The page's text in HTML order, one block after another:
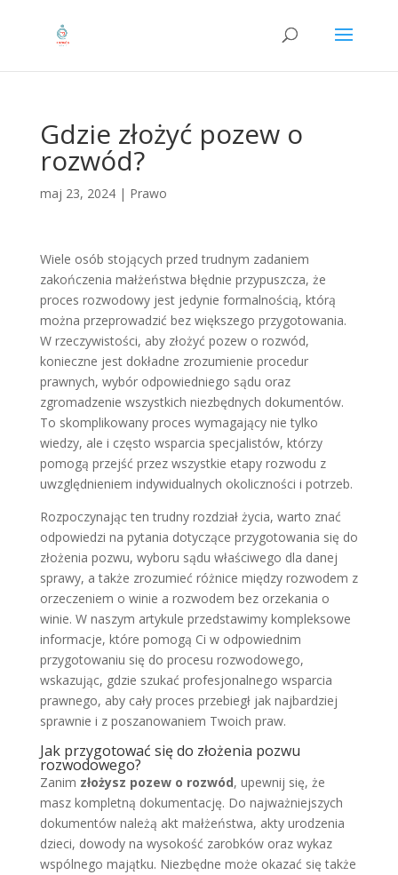
Gdzie złożyć pozew o
rozwód?
maj 23, 2024| Prawo
Wiele osób stojących przed trudnym zadaniem
zakończenia małżeństwa błędnie przypuszcza, że
proces rozwodowy jest jedynie formalnością, którą
można przeprowadzić bez większego przygotowania.
W rzeczywistości, aby złożyć pozew o rozwód,
konieczne jest dokładne zrozumienie procedur
prawnych, wybór odpowiedniego sądu oraz
zgromadzenie wszystkich niezbędnych dokumentów.
To skomplikowany proces wymagający nie tylko
wiedzy, ale i często wsparcia specjalistów, którzy
pomogą przejść przez wszystkie etapy rozwodu z
uwzględnieniem indywidualnych okoliczności i potrzeb.
Rozpoczynając ten trudny rozdział życia, warto znać
odpowiedzi na pytania dotyczące przygotowania się do
złożenia pozwu, wyboru sądu właściwego dla danej
sprawy, a także zrozumieć różnice między rozwodem z
orzeczeniem o winie a rozwodem bez orzekania o
winie. W naszym artykule przedstawimy kompleksowe
informacje, które pomogą Ci w odpowiednim
przygotowaniu się do procesu rozwodowego,
wskazując, gdzie szukać profesjonalnego wsparcia
prawnego, aby cały proces przebiegł jak najbardziej
sprawnie i z poszanowaniem Twoich praw.
Jak przygotować się do złożenia pozwu
rozwodowego?
Zanim złożysz pozew o rozwód, upewnij się, że
masz kompletną dokumentację. Do najważniejszych
dokumentów należą akt małżeństwa, akty urodzenia
dzieci, dowody na wysokość zarobków oraz wykaz
wspólnego majątku. Niezbędne może okazać się także